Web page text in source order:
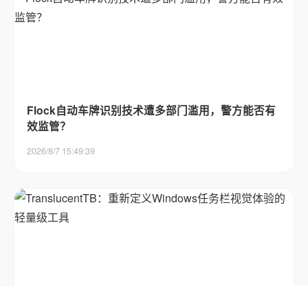
Flock自动车牌识别技术遭多部门滥用，警方能否有
效监管？
2026/8/7 15:49:39